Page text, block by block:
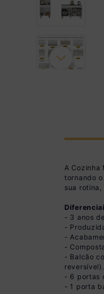
A Cozinha
tornando
sua
- 3 anos
-
-
-
- Balcão
reversível).
- 6 portas
- 1 porta